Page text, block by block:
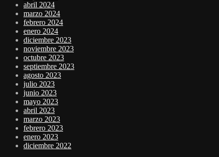
abril 2024
marzo 2024
febrero 2024
enero 2024
diciembre 2023
noviembre 2023
octubre 2023
septiembre 2023
agosto 2023
julio 2023
junio 2023
mayo 2023
abril 2023
marzo 2023
febrero 2023
enero 2023
diciembre 2022